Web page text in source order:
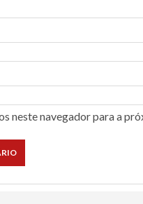
neste navegador para a